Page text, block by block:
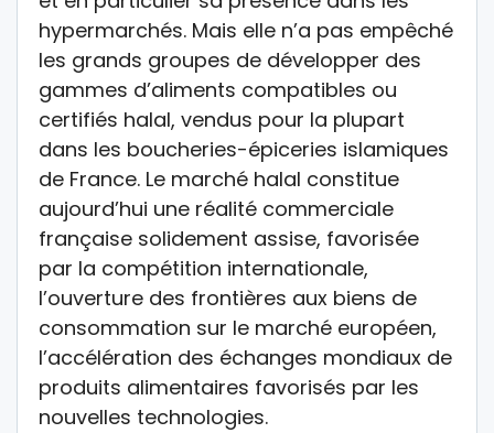
hypermarchés. Mais elle n’a pas empêché
les grands groupes de développer des
gammes d’aliments compatibles ou
certifiés halal, vendus pour la plupart
dans les boucheries-épiceries islamiques
de France. Le marché halal constitue
aujourd’hui une réalité commerciale
française solidement assise, favorisée
par la compétition internationale,
l’ouverture des frontières aux biens de
consommation sur le marché européen,
l’accélération des échanges mondiaux de
produits alimentaires favorisés par les
nouvelles technologies.